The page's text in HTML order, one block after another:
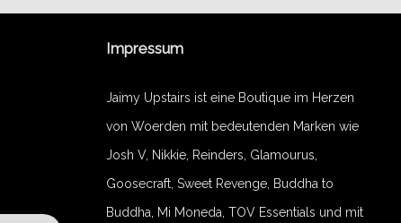
Impressum
Jaimy Upstairs ist eine Boutique im Herzen
von Woerden mit bedeutenden Marken wie
Josh V, Nikkie, Reinders, Glamourus,
Goosecraft, Sweet Revenge, Buddha to
Buddha, Mi Moneda, TOV Essentials und mit